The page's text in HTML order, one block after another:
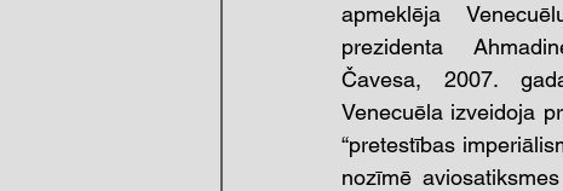
apmeklēja
prezidenta
Čavesa, 2007.
Venecuēla izveidoja
“pretestības
nozīmē